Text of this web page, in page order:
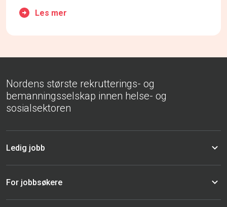
Les mer
Nordens største rekrutterings- og
bemanningsselskap innen helse- og
sosialsektoren
Ledig jobb
For jobbsøkere